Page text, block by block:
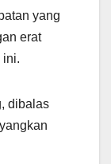
yang
erat
ini.
dibalas